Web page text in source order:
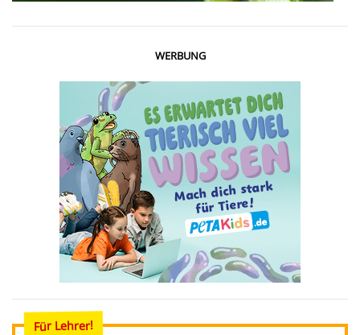
WERBUNG
Für Lehrer!